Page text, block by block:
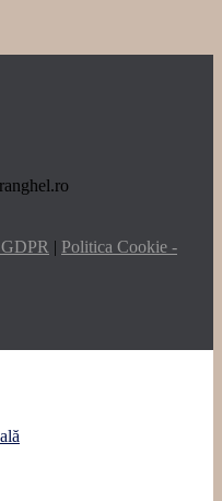
| Politica Cookie -